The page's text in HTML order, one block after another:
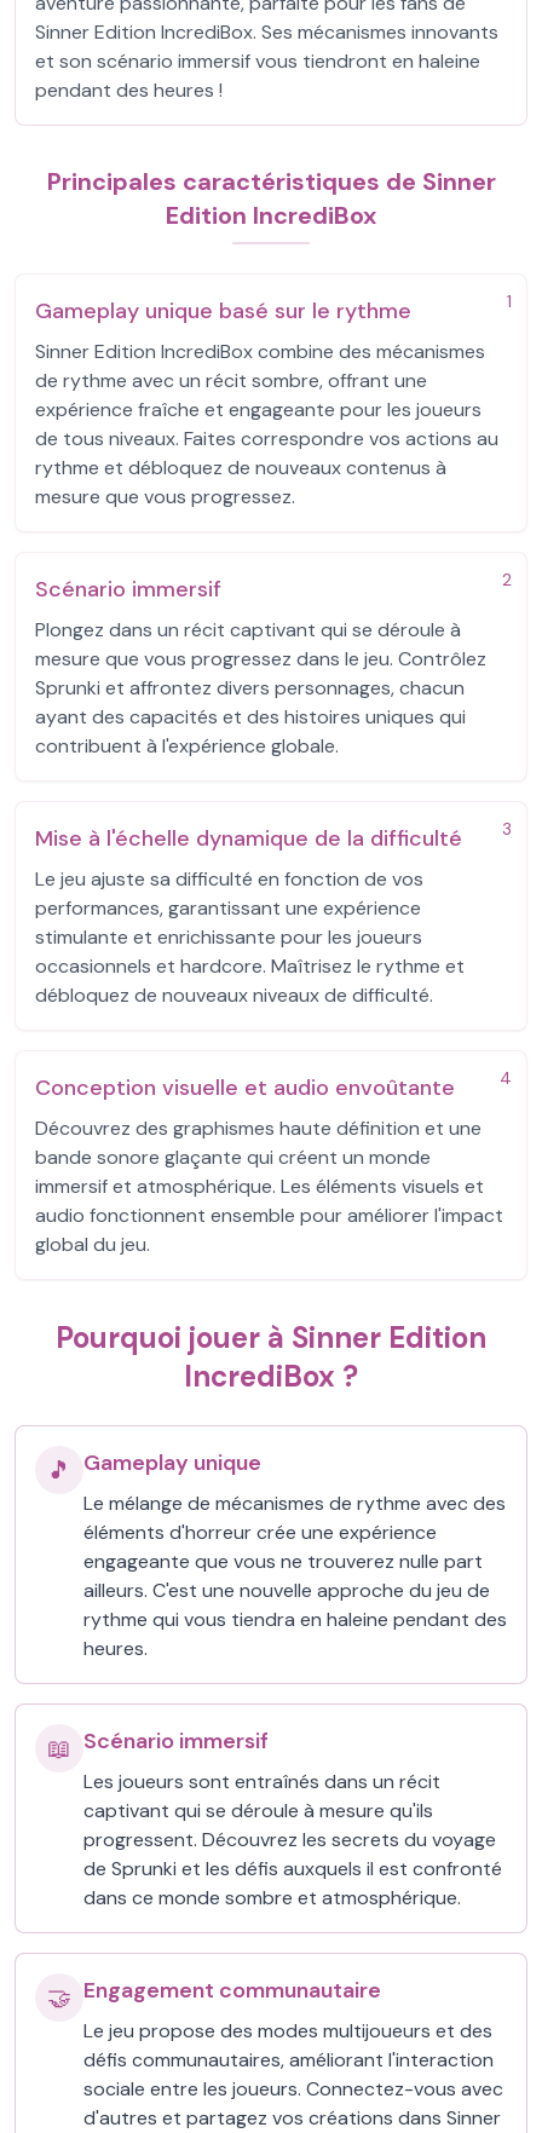
Sinner Edition IncrediBox. Ses mécanismes innovants
et son scénario immersif vous tiendront en haleine
pendant des heures !
Principales caractéristiques de Sinner
Edition IncrediBox
1
Gameplay unique basé sur le rythme
Sinner Edition IncrediBox combine des mécanismes
de rythme avec un récit sombre, offrant une
expérience fraîche et engageante pour les joueurs
de tous niveaux. Faites correspondre vos actions au
rythme et débloquez de nouveaux contenus à
mesure que vous progressez.
2
Scénario immersif
Plongez dans un récit captivant qui se déroule à
mesure que vous progressez dans le jeu. Contrôlez
Sprunki et affrontez divers personnages, chacun
ayant des capacités et des histoires uniques qui
contribuent à l'expérience globale.
3
Mise à l'échelle dynamique de la difficulté
Le jeu ajuste sa difficulté en fonction de vos
performances, garantissant une expérience
stimulante et enrichissante pour les joueurs
occasionnels et hardcore. Maîtrisez le rythme et
débloquez de nouveaux niveaux de difficulté.
4
Conception visuelle et audio envoûtante
Découvrez des graphismes haute définition et une
bande sonore glaçante qui créent un monde
immersif et atmosphérique. Les éléments visuels et
audio fonctionnent ensemble pour améliorer l'impact
global du jeu.
Pourquoi jouer à Sinner Edition
IncrediBox ?
🎵 Gameplay unique
Le mélange de mécanismes de rythme avec des
éléments d'horreur crée une expérience
engageante que vous ne trouverez nulle part
ailleurs. C'est une nouvelle approche du jeu de
rythme qui vous tiendra en haleine pendant des
heures.
📖 Scénario immersif
Les joueurs sont entraînés dans un récit
captivant qui se déroule à mesure qu'ils
progressent. Découvrez les secrets du voyage
de Sprunki et les défis auxquels il est confronté
dans ce monde sombre et atmosphérique.
🤝 Engagement communautaire
Le jeu propose des modes multijoueurs et des
défis communautaires, améliorant l'interaction
sociale entre les joueurs. Connectez-vous avec
d'autres et partagez vos créations dans Sinner